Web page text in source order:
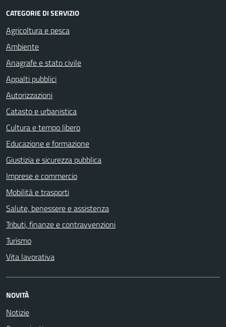
CATEGORIE DI SERVIZIO
Agricoltura e pesca
Ambiente
Anagrafe e stato civile
Appalti pubblici
Autorizzazioni
Catasto e urbanistica
Cultura e tempo libero
Educazione e formazione
Giustizia e sicurezza pubblica
Imprese e commercio
Mobilità e trasporti
Salute, benessere e assistenza
Tributi, finanze e contravvenzioni
Turismo
Vita lavorativa
NOVITÀ
Notizie